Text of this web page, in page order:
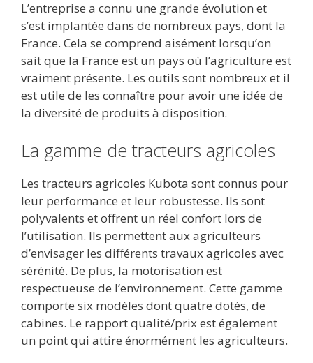
L’entreprise a connu une grande évolution et
s’est implantée dans de nombreux pays, dont la
France. Cela se comprend aisément lorsqu’on
sait que la France est un pays où l’agriculture est
vraiment présente. Les outils sont nombreux et il
est utile de les connaître pour avoir une idée de
la diversité de produits à disposition.
La gamme de tracteurs agricoles
Les tracteurs agricoles Kubota sont connus pour
leur performance et leur robustesse. Ils sont
polyvalents et offrent un réel confort lors de
l’utilisation. Ils permettent aux agriculteurs
d’envisager les différents travaux agricoles avec
sérénité. De plus, la motorisation est
respectueuse de l’environnement. Cette gamme
comporte six modèles dont quatre dotés, de
cabines. Le rapport qualité/prix est également
un point qui attire énormément les agriculteurs.